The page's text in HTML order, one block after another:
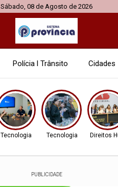
Sábado, 08 de Agosto de 2026
Polícia l Trânsito Cidades
Tecnologia Tecnologia Direitos
PUBLICIDADE